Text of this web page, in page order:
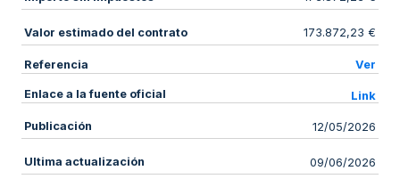
Valor estimado del contrato 173.872,23 €
Referencia Ver
Enlace a la fuente oficial Link
Publicación 12/05/2026
Ultima actualización 09/06/2026